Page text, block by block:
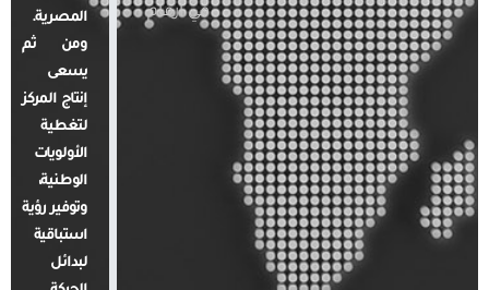
في أرقام
المصرية.
ومن ثم
يسعى
إنتاج المركز
لتغطية
الأولويات
الوطنية،
وتوفير رؤية
استباقية
لبدائل